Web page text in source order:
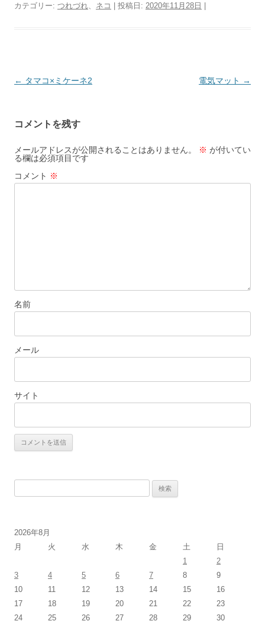
カテゴリー: つれづれ ネコ | 投稿日: 2020年11月28日
投
ビ
ゲ
ー
シ
← タマコ×ミケーネ2 電気マット →
コメントを残す
メールアドレスが公開されることはありません。 ※ が付いてい
る欄は必須項目です
コメント ※
名前
メール
サイト
2026年8月
月
火 水 木 金 土
日
1
2
3
4 5 6 7 8
9
10
11 12 13 14 15
16
17
18 19 20 21 22
23
24
25 26 27 28 29 30